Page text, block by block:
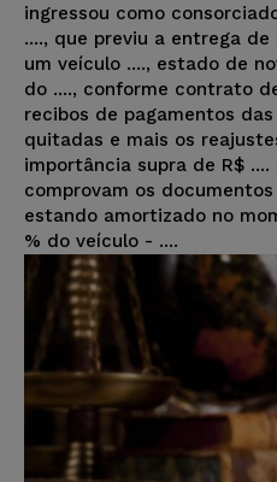
ingressou como
...., que previu a entrega
um veículo ...., estado de
do ...., conforme contrato
recibos de pagamentos
quitadas e mais os
importância supra de R$ ....
comprovam os
estando amortizado no
% do veículo - ....